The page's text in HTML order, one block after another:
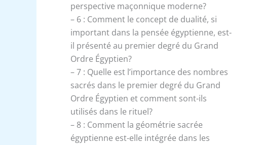
perspective maçonnique moderne?
– 6 : Comment le concept de dualité, si
important dans la pensée égyptienne, est-
il présenté au premier degré du Grand
Ordre Égyptien?
– 7 : Quelle est l’importance des nombres
sacrés dans le premier degré du Grand
Ordre Égyptien et comment sont-ils
utilisés dans le rituel?
– 8 : Comment la géométrie sacrée
égyptienne est-elle intégrée dans les